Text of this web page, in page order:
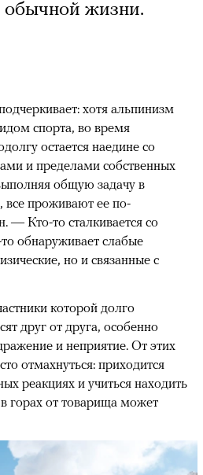
жизни.
хотя альпинизм
спорта, во время
остается наедине со
и пределами собственных
общую задачу в
все проживают ее по-
— Кто-то сталкивается со
обнаруживает слабые
но и связанные с
которой долго
друг от друга, особенно
и неприятие. От этих
отмахнуться: приходится
реакциях и учиться находить
горах от товарища может